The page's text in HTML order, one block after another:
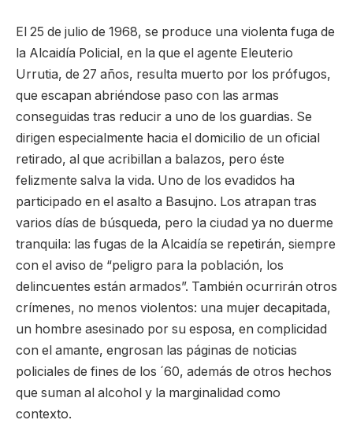
El 25 de julio de 1968, se produce una violenta fuga de
la Alcaidía Policial, en la que el agente Eleuterio
Urrutia, de 27 años, resulta muerto por los prófugos,
que escapan abriéndose paso con las armas
conseguidas tras reducir a uno de los guardias. Se
dirigen especialmente hacia el domicilio de un oficial
retirado, al que acribillan a balazos, pero éste
felizmente salva la vida. Uno de los evadidos ha
participado en el asalto a Basujno. Los atrapan tras
varios días de búsqueda, pero la ciudad ya no duerme
tranquila: las fugas de la Alcaidía se repetirán, siempre
con el aviso de “peligro para la población, los
delincuentes están armados”. También ocurrirán otros
crímenes, no menos violentos: una mujer decapitada,
un hombre asesinado por su esposa, en complicidad
con el amante, engrosan las páginas de noticias
policiales de fines de los ´60, además de otros hechos
que suman al alcohol y la marginalidad como
contexto.